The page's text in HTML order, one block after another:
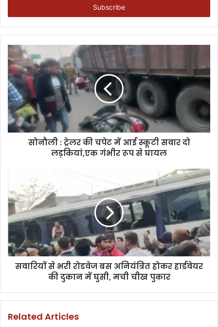
सोनौली : ट्रेलर की चपेट में आई स्कूटी सवार दो
लड़कियां,एक गंभीर रूप से घायल
सवारियों से भरी रोडवेज बस अनियंत्रित होकर हार्डवेयर
की दुकान में घुसी, मची चीख पुकार
Related Articles